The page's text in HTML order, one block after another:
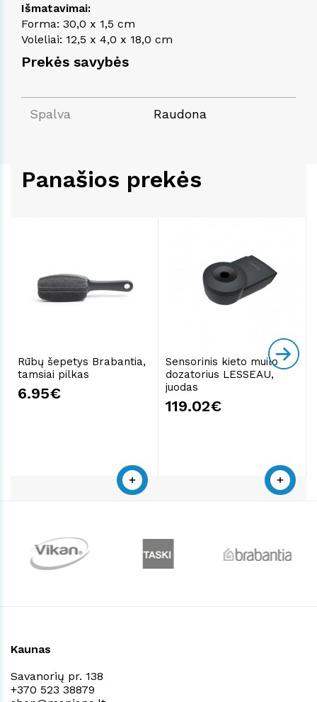
Prekės savybės
Spalva Raudona
Išmatavimai:
Forma: 30,0 x 1,5 cm
Voleliai: 12,5 x 4,0 x 18,0 cm
Panašios prekės
Rūbų šepetys Brabantia,
tamsiai pilkas
6.95€
Sensorinis kieto muilo
dozatorius LESSEAU,
juodas
119.02€
Kaunas
Savanorių pr. 138
+370 523 38879